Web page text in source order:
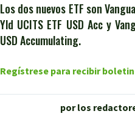
Los dos nuevos ETF son
Yld UCITS ETF USD Acc y
USD Accumulating.
Regístrese para recibir
por los